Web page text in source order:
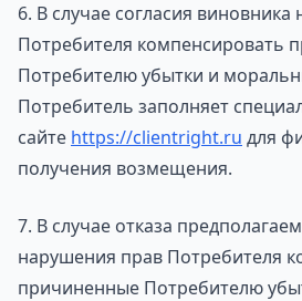
6. В случае согласия
Потребителя компенсировать
Потребителю убытки и
Потребитель заполняет
сайте https://clientright.ru для
получения возмещения.
7. В случае отказа
нарушения прав Потребителя
причиненные Потребителю